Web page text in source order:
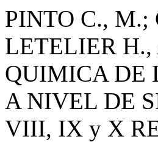
PINTO C., M.;
LETELIER H.,
QUIMICA DE
A NIVEL DE
VIII, IX y X